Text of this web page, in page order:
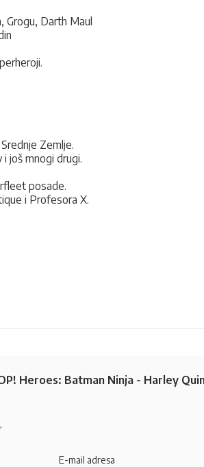
Grogu, Darth Maul
Zemlje.
još mnogi drugi.
posade.
i Profesora X.
Heroes: Batman Ninja - Harley
E-mail adresa